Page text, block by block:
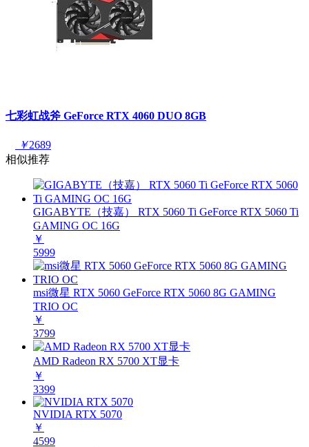
七彩虹战斧 GeForce RTX 4060 DUO 8GB
￥2689
相似推荐
GIGABYTE（技嘉） RTX 5060 Ti GeForce RTX 5060 Ti
GAMING OC 16G
￥
5999
msi微星 RTX 5060 GeForce RTX 5060 8G GAMING
TRIO OC
￥
3799
AMD Radeon RX 5700 XT显卡
￥
3399
NVIDIA RTX 5070
￥
4599